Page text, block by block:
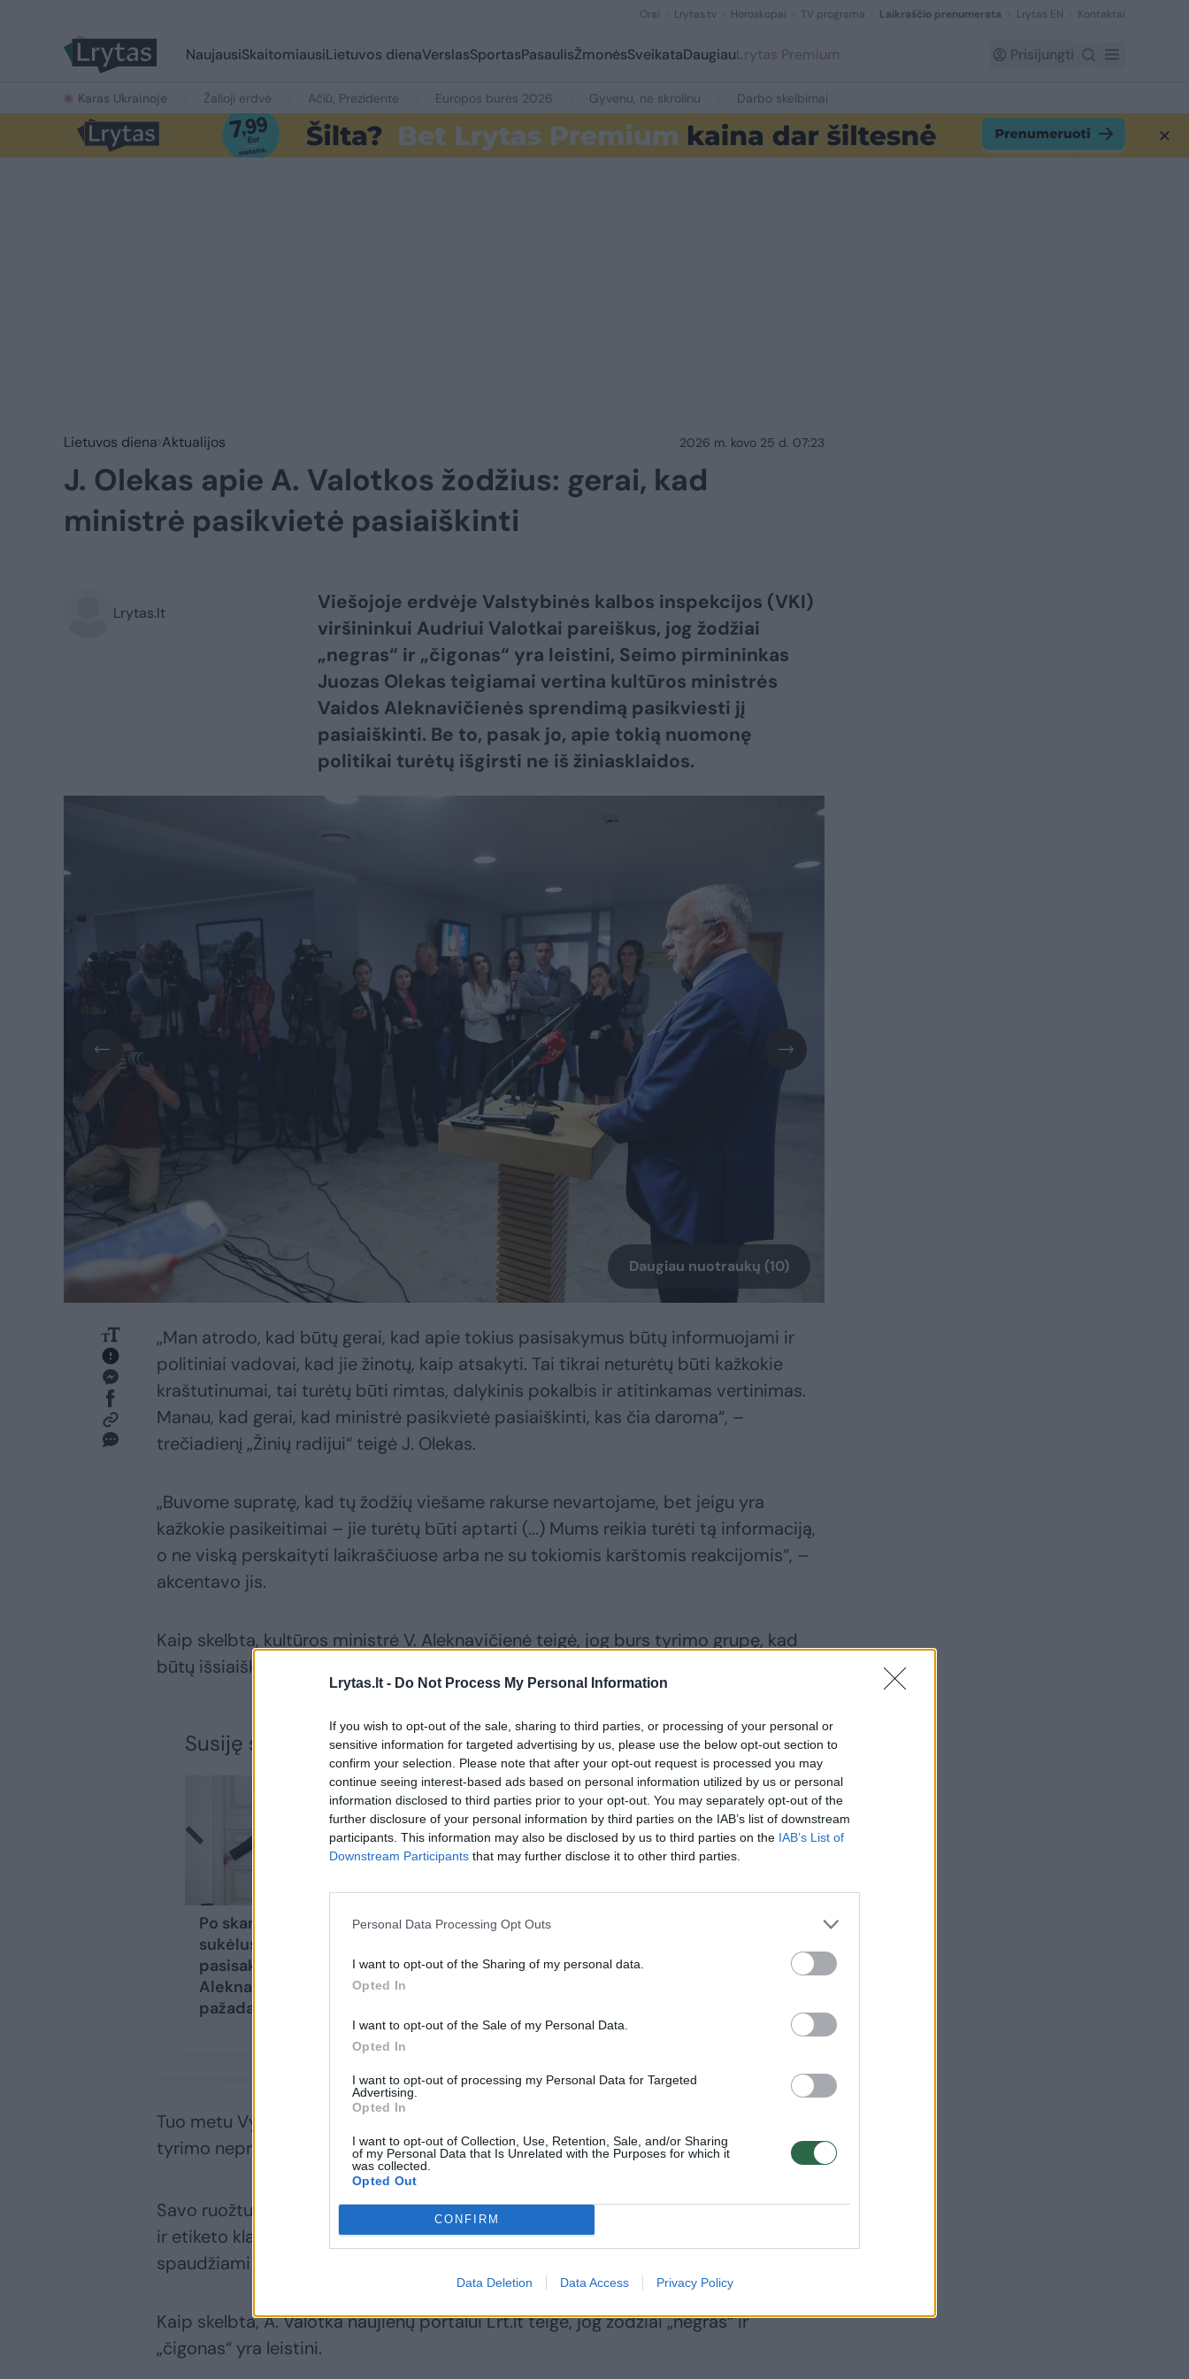
Lrytas.lt - Do Not Process My Personal Information
If you wish to opt-out of the sale, sharing to third parties, or processing of your personal or
sensitive information for targeted advertising by us, please use the below opt-out section to
confirm your selection. Please note that after your opt-out request is processed you may
continue seeing interest-based ads based on personal information utilized by us or personal
information disclosed to third parties prior to your opt-out. You may separately opt-out of the
further disclosure of your personal information by third parties on the IAB’s list of downstream
participants. This information may also be disclosed by us to third parties on the IAB’s List of
Downstream Participants that may further disclose it to other third parties.
Personal Data Processing Opt Outs
I want to opt-out of the Sharing of my personal data.
Opted In
I want to opt-out of the Sale of my Personal Data.
Opted In
I want to opt-out of processing my Personal Data for Targeted
Advertising.
Opted In
I want to opt-out of Collection, Use, Retention, Sale, and/or Sharing
of my Personal Data that Is Unrelated with the Purposes for which it
was collected.
Opted Out
CONFIRM
Data Deletion Data Access Privacy Policy
Orai Lrytas.tv Horoskopai TV programa Laikraščio prenumerata Lrytas EN Kontaktai
NaujausiSkaitomiausiLietuvos dienaVerslasSportasPasaulisŽmonėsSveikataDaugiauLrytas Premium Prisijungti
Karas Ukrainoje Žalioji erdvė Ačiū, Prezidente Europos burės 2026 Gyvenu, ne skrolinu Darbo skelbimai
Lietuvos diena Aktualijos 2026 m. kovo 25 d. 07:23
J. Olekas apie A. Valotkos žodžius: gerai, kad
ministrė pasikvietė pasiaiškinti
Lrytas.lt
Viešojoje erdvėje Valstybinės kalbos inspekcijos (VKI)
viršininkui Audriui Valotkai pareiškus, jog žodžiai
„negras“ ir „čigonas“ yra leistini, Seimo pirmininkas
Juozas Olekas teigiamai vertina kultūros ministrės
Vaidos Aleknavičienės sprendimą pasikviesti jį
pasiaiškinti. Be to, pasak jo, apie tokią nuomonę
politikai turėtų išgirsti ne iš žiniasklaidos.
Daugiau nuotraukų (10)
„Man atrodo, kad būtų gerai, kad apie tokius pasisakymus būtų informuojami ir
politiniai vadovai, kad jie žinotų, kaip atsakyti. Tai tikrai neturėtų būti kažkokie
kraštutinumai, tai turėtų būti rimtas, dalykinis pokalbis ir atitinkamas vertinimas.
Manau, kad gerai, kad ministrė pasikvietė pasiaiškinti, kas čia daroma“, –
trečiadienį „Žinių radijui“ teigė J. Olekas.
„Buvome supratę, kad tų žodžių viešame rakurse nevartojame, bet jeigu yra
kažkokie pasikeitimai – jie turėtų būti aptarti (...) Mums reikia turėti tą informaciją,
o ne viską perskaityti laikraščiuose arba ne su tokiomis karštomis reakcijomis“, –
akcentavo jis.
Kaip skelbta, kultūros ministrė V. Aleknavičienė teigė, jog burs tyrimo grupę, kad
būtų išsiaiškinta, ar VKI vadovas neperžengė etikos ribų.
Susiję straipsniai
Po skandalą
sukėlusių A. Valotkos
pasisakymų – V.
Aleknavičienės
pažadas
Po A. Valotkos
„negrus“ ir „čigonus“
tyrimą dėl A.
Tuo metu Vyriausioji tarnybinės etikos komisija (VTEK) nusprendė šiuo klausimu
tyrimo nepradėti.
Savo ruožtu VKI vadovas tikina vykstant tyrimui nekomentuosiantis kalbos etikos
ir etiketo klausimų. Tiesa, A. Valotka pažymi, jog Lietuvoje žmonės neturėtų būti
spaudžiami nevartoti tam tikrų žodžių, mat kalba esą priklauso jos kūrėjams.
Kaip skelbta, A. Valotka naujienų portalui Lrt.lt teigė, jog žodžiai „negras“ ir
„čigonas“ yra leistini.